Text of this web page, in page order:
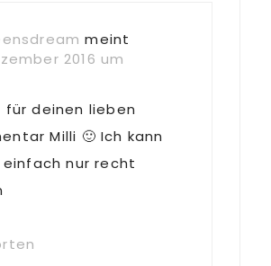
meint
2016 um
für deinen lieben
Milli 🙂 Ich kann
nur recht